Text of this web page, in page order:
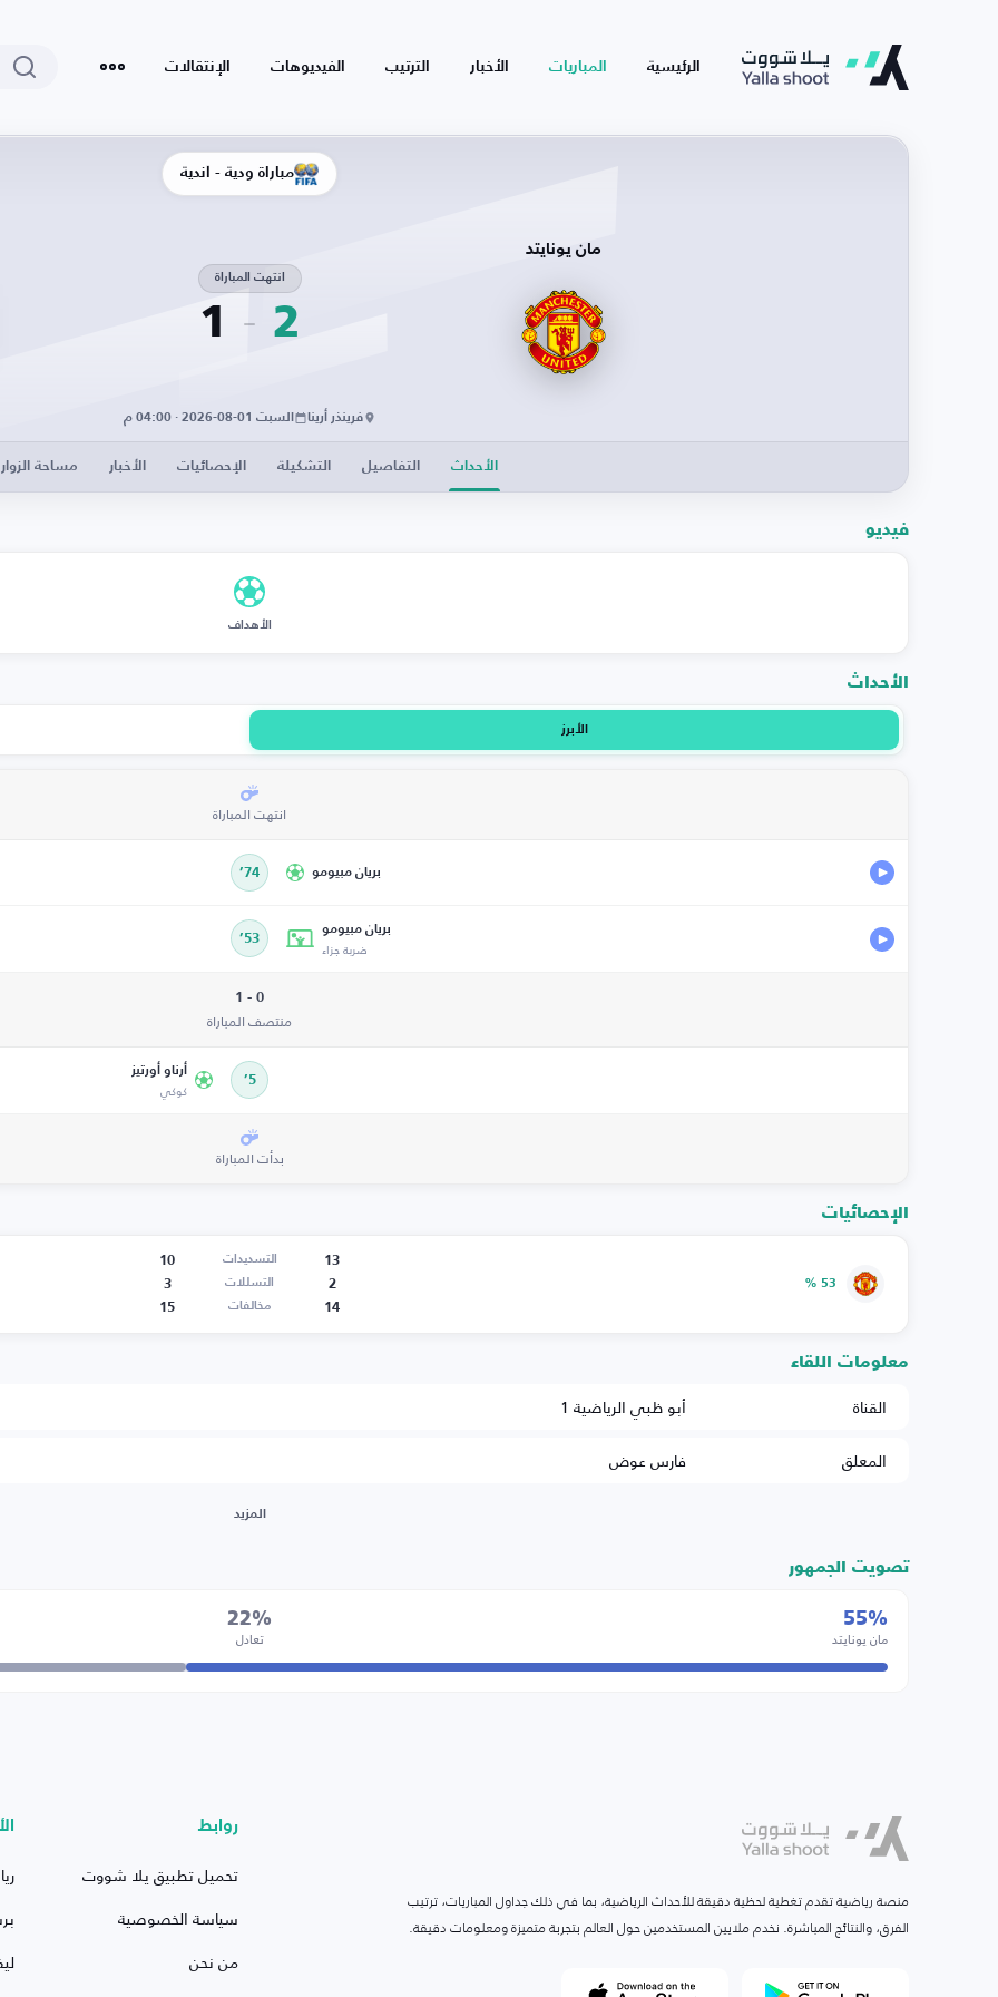
الرئيسية المباريات الأخبار الترتيب الفيديوهات الإنتقالات
مباراة ودية - أندية
مان يونايتد
2
انتهت المباراة
1
فرينذر أرينا السبت 01-08-2026 · 04:00 م
الأحداث التفاصيل التشكيلة الإحصائيات الأخبار مساحة الزوار
فيديو
الأهداف
الأحداث
الأبرز
انتهت المباراة
بريان مبيومو 74’
بريان مبيومو
ضربة جزاء 53’
0 - 1
منتصف المباراة
5’
أرناو أورتيز
كوكي
بدأت المباراة
الإحصائيات
53 %
13 التسديدات
10
2
التسللات
3
14
مخالفات 15
معلومات اللقاء
القناة
أبو ظبي الرياضية 1
المعلق
فارس عوض
المزيد
تصويت الجمهور
55%
مان يونايتد
22%
تعادل
منصة رياضية تقدم تغطية لحظية دقيقة للأحداث الرياضية، بما في ذلك جداول المباريات، ترتيب
الفرق، والنتائج المباشرة. نخدم ملايين المستخدمين حول العالم بتجربة متميزة ومعلومات دقيقة.
روابط
تحميل تطبيق يلا شووت
سياسة الخصوصية
من نحن